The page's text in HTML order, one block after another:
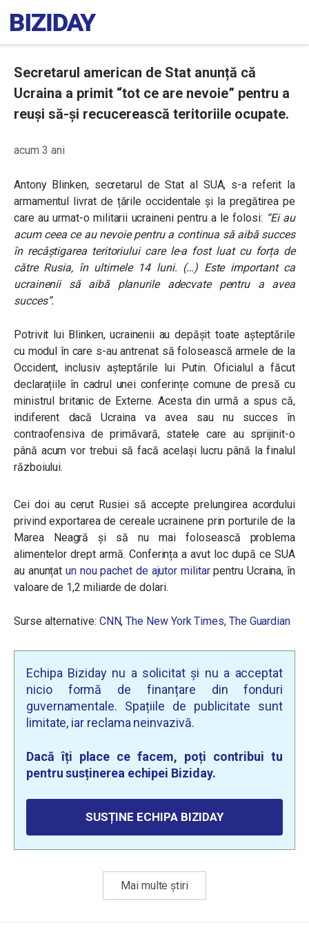
Secretarul american de Stat anunță că
Ucraina a primit “tot ce are nevoie” pentru a
reuși să-și recucerească teritoriile ocupate.
acum 3 ani
Antony Blinken, secretarul de Stat al SUA, s-a referit la
armamentul livrat de țările occidentale și la pregătirea pe
care au urmat-o militarii ucraineni pentru a le folosi: “Ei au
acum ceea ce au nevoie pentru a continua să aibă succes
în recâștigarea teritoriului care le-a fost luat cu forța de
către Rusia, în ultimele 14 luni. (…) Este important ca
ucrainenii să aibă planurile adecvate pentru a avea
succes”.
Potrivit lui Blinken, ucrainenii au depășit toate așteptările
cu modul în care s-au antrenat să folosească armele de la
Occident, inclusiv așteptările lui Putin.Oficialul a făcut
declarațiile în cadrul unei conferințe comune de presă cu
ministrul britanic de Externe. Acesta din urmă a spus că,
indiferent dacă Ucraina va avea sau nu succes în
contraofensiva de primăvară, statele care au sprijinit-o
până acum vor trebui să facă același lucru până la finalul
războiului.
Cei doi au cerut Rusiei să accepte prelungirea acordului
privind exportarea de cereale ucrainene prin porturile de la
Marea Neagră și să nu mai folosească problema
alimentelor drept armă. Conferința a avut loc după ce SUA
au anunțatun nou pachet de ajutor militarpentru Ucraina, în
valoare de 1,2 miliarde de dolari.
Surse alternative: CNN,The New York Times, The Guardian
Echipa Biziday nu a solicitat și nu a acceptat
nicio formă de finanțare din fonduri
guvernamentale. Spațiile de publicitate sunt
limitate, iar reclama neinvazivă.
Dacă îți place ce facem, poți contribui tu
pentru susținerea echipei Biziday.
SUSȚINE ECHIPA BIZIDAY
Mai multe știri